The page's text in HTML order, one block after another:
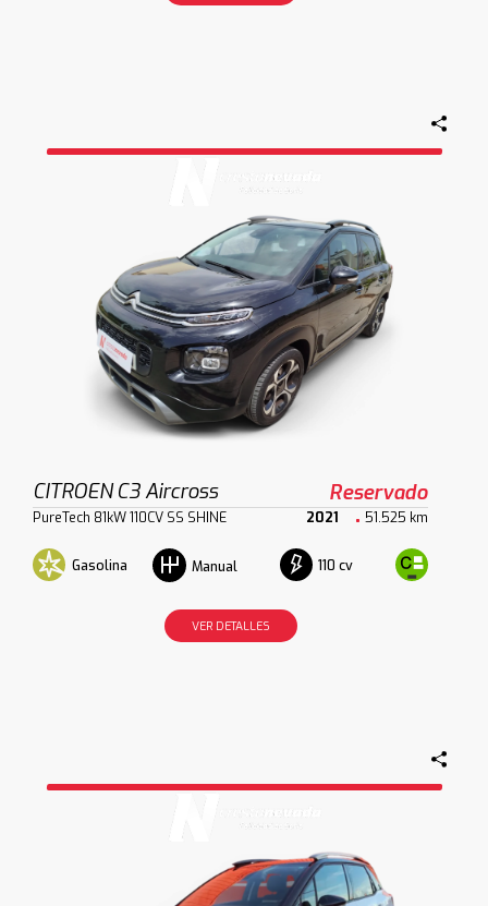
CITROEN C3 Aircross Reservado
PureTech 81kW 110CV SS SHINE 2021 51.525 km
Gasolina Manual 110 cv
VER DETALLES